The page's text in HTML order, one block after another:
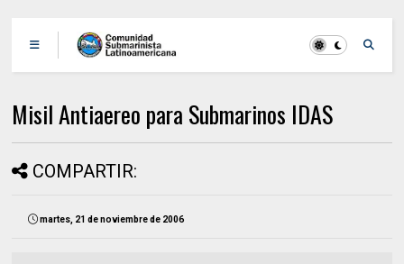
Misil Antiaereo para Submarinos IDAS
COMPARTIR:
martes, 21 de noviembre de 2006